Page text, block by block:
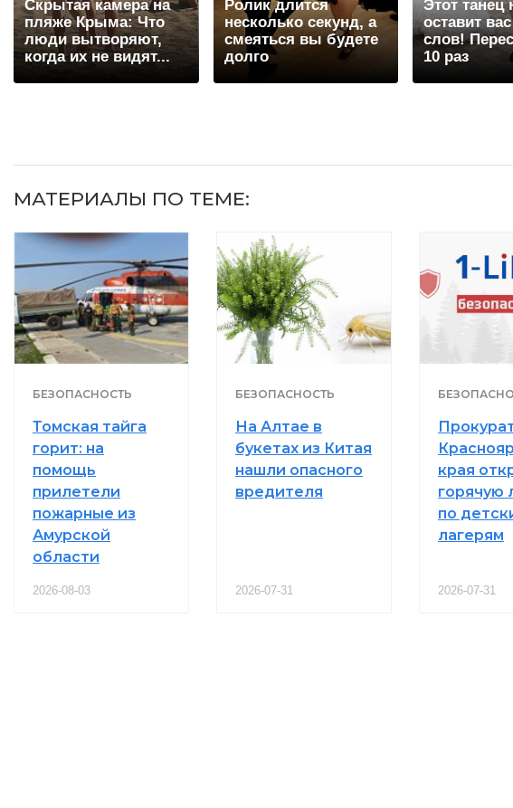
Скрытая камера на
пляже Крыма: Что
люди вытворяют,
когда их не видят...
Ролик длится
несколько секунд, а
смеяться вы будете
долго
Этот танец
оставит
слов!
10 раз
МАТЕРИАЛЫ ПО ТЕМЕ:
БЕЗОПАСНОСТЬ
Томская тайга
горит: на
помощь
прилетели
пожарные из
Амурской
области
2026-08-03
БЕЗОПАСНОСТЬ
На Алтае в
букетах из Китая
нашли опасного
вредителя
2026-07-31
края
горячую
по
лагерям
2026-07-31